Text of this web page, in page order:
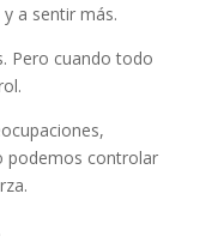
a sentir más.
Pero cuando todo
podemos controlar